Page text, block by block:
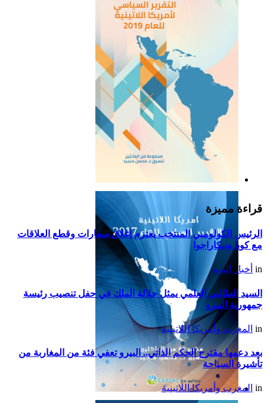
التقرير السياسي لأمريكا
اللاتينية للعام 2019
قراءة مميزة
الرئيس الكولومبي المنتخب يعتزم إغلاق سفارات وقطع العلاقات
مع كوبا ونيكاراجوا
in أخبار اليوم
السيد الطالبي العلمي يمثل جلالة الملك في حفل تنصيب رئيسة
جمهورية البيرو
in المغرب وأمريكا اللاتينية
بعد دعمها مقترح الحكم الذاتي.. البيرو تعفي فئة من المغاربة من
تأشيرة السياحة
in المغرب وأمريكا اللاتينية